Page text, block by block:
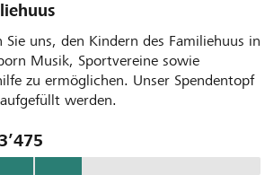
Sie uns, den Kindern des Familiehuus in
Musik, Sportvereine sowie
zu ermöglichen. Unser Spendentopf
werden.